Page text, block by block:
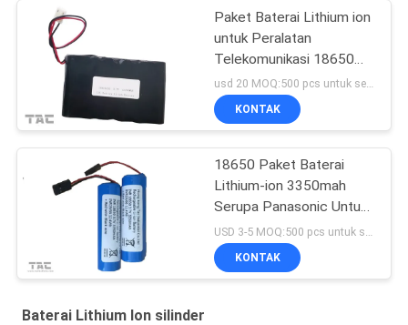
Paket Baterai Lithium ion
untuk Peralatan
Telekomunikasi 18650
13.2AH 3.7V
usd 20 MOQ:500 pcs untuk sel tunggal, 50 paket untuk paket baterai
KONTAK
18650 Paket Baterai
Lithium-ion 3350mah
Serupa Panasonic Untuk
Penerangan Kepala
Sepeda
USD 3-5 MOQ:500 pcs untuk sel tunggal, 50 paket untuk paket baterai
KONTAK
Baterai Lithium Ion silinder